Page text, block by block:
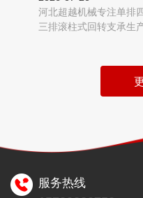
河北超越机械专注单排
三排滚柱式回转支承生
服务热线